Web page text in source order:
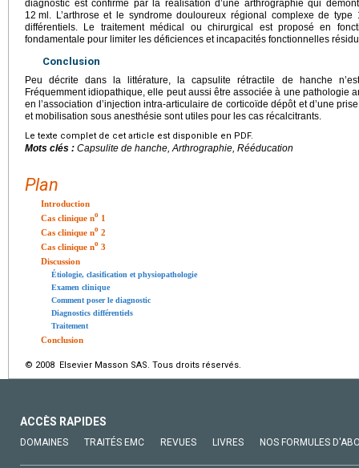
diagnostic est confirmé par la réalisation d’une arthrographie qui
12 ml. L’arthrose et le syndrome douloureux régional complexe de
différentiels. Le traitement médical ou chirurgical est proposé en
fondamentale pour limiter les déficiences et incapacités fonctionnelles
Conclusion
Peu décrite dans la littérature, la capsulite rétractile de hanche
Fréquemment idiopathique, elle peut aussi être associée à une pathologie
en l’association d’injection intra-articulaire de corticoïde dépôt et d’une
et mobilisation sous anesthésie sont utiles pour les cas récalcitrants.
Le texte complet de cet article est disponible en PDF.
Mots clés : Capsulite de hanche, Arthrographie, Rééducation
Plan
Introduction
Cas clinique no 1
Cas clinique no 2
Cas clinique no 3
Discussion
Étiologie, clasification et physiopathologie
Examen clinique
Comment poser le diagnostic
Diagnostics différentiels
Traitement
Conclusion
© 2008 Elsevier Masson SAS. Tous droits réservés.
ACCÈS RAPIDES
DOMAINES TRAITÉS EMC REVUES LIVRES NOS FORMULES